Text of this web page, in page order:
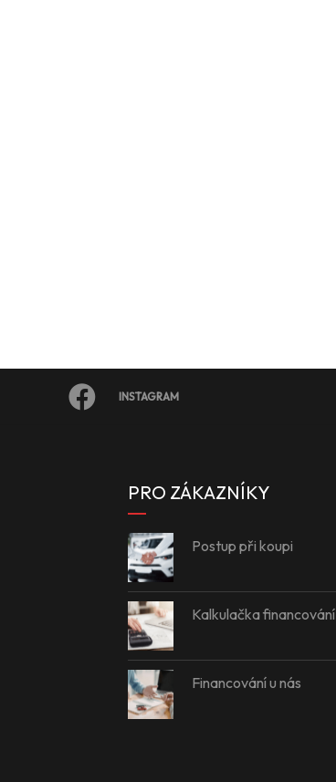
INSTAGRAM
PRO ZÁKAZNÍKY
Postup při koupi
Kalkulačka financování
Financování u nás